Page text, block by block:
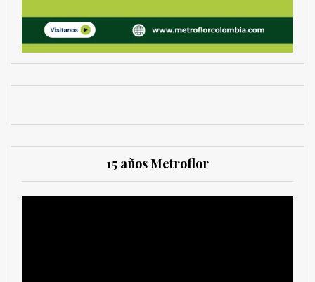
15 años Metroflor